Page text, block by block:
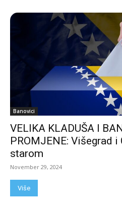
Banovici
VELIKA KLADUŠA I
PROMJENE: Višegrad i
starom
November 29, 2024
Više